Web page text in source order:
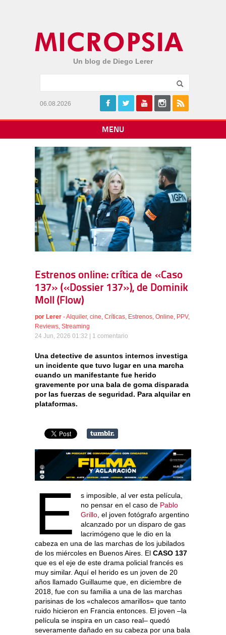
Un blog de Diego Lerer
06.08.2026
MENU
Estrenos online: crítica de «Caso
137» («Dossier 137»), de Dominik
Moll (Flow)
por Lerer -Alquiler, cine Críticas Estrenos Online PPV,
Reviews Streaming
24 Jun, 2026 01:32 | 1 comentario
Una detective de asuntos internos investiga
un incidente que tuvo lugar en una marcha
cuando un manifestante fue herido
gravemente por una bala de goma disparada
por las fuerzas de seguridad. Para alquilar en
plataformas.
E
s imposible, al ver esta película,
no pensar en el caso de Pablo
Grillo, el joven fotógrafo argentino
alcanzado por un disparo de gas
lacrimógeno que le dio en la
cabeza en una de las marchas de los jubilados
de los miércoles en Buenos Aires. El CASO 137
que es el eje de este drama policial francés es
muy similar. Aquí el herido es un joven de 20
años llamado Guillaume que, en diciembre de
2018, fue con su familia a una de las marchas
parisinas de los «chalecos amarillos» que tanto
ruido hicieron en Francia entonces. El joven –la
película se inspira en un caso real– quedó
severamente dañado en su cabeza por una bala